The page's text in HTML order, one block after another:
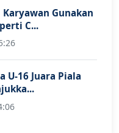
Gunakan
C...
U-16 Juara Piala